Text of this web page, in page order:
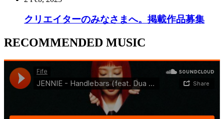
クリエイターのみなさまへ。掲載作品募集
RECOMMENDED MUSIC